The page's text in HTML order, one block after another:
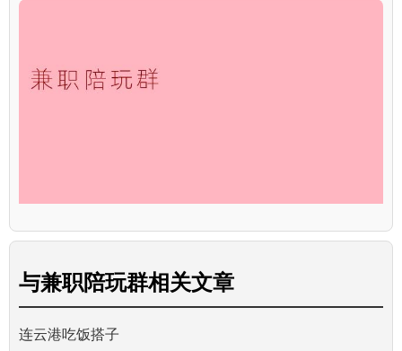
与兼职陪玩群相关文章
连云港吃饭搭子